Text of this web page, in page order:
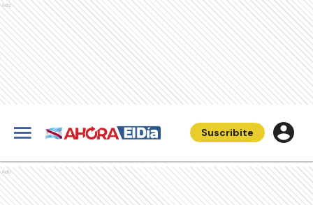
Ads
Suscribite
Ads